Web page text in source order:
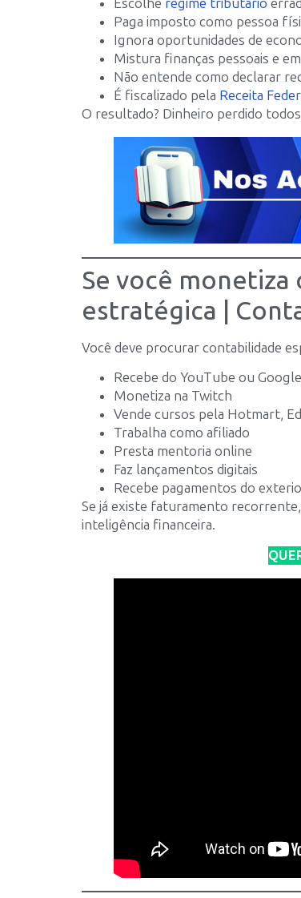
Escolhe regime tributário
Paga imposto como pessoa
Ignora oportunidades de
Mistura finanças pessoais e
Não entende como declarar
É fiscalizado pela Receita
O resultado? Dinheiro perdido
Se você
estratégica |
Você deve procurar contabilidade
Recebe do YouTube ou
Monetiza na Twitch
Vende cursos pela Hotmart,
Trabalha como afiliado
Presta mentoria online
Faz lançamentos digitais
Recebe pagamentos do
Se já existe faturamento
inteligência financeira.